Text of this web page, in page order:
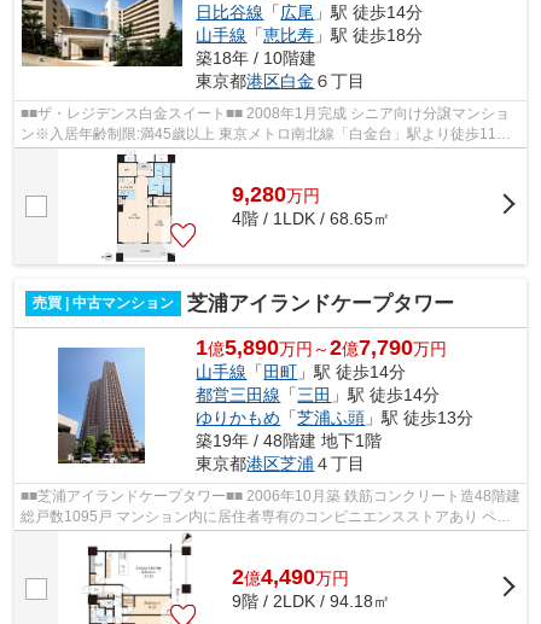
日比谷線 「広尾 」駅 徒歩14分
山手線 「恵比寿 」駅 徒歩18分
築18年 / 10階建
東京都港区白金 ６丁目
■■ザ・レジデンス白金スイート■■ 2008年1月完成 シニア向け分譲マンショ
ン※入居年齢制限:満45歲以上 東京メトロ南北線「白金台」駅より徒歩11分
安心24時間管理 スタッフ・看護師...
9,280万円
4階 / 1LDK / 68.65㎡
売買 | 中古マンション 芝浦アイランドケープタワー
1億5,890万円～2億7,790万円
山手線 「 田町 」駅 徒歩14分
都営三田線 「三田 」駅 徒歩14分
ゆりかもめ 「芝浦ふ頭 」駅 徒歩13分
築19年 / 48階建 地下1階
東京都港区芝浦 ４丁目
■■芝浦アイランドケープタワー■■ 2006年10月築 鉄筋コンクリート造48階建
総戸数1095戸 マンション内に居住者専有のコンビニエンスストアあり ペッ
ト飼育可能 レンタサイクルあり 各...
2億4,490万円
9階 / 2LDK / 94.18㎡